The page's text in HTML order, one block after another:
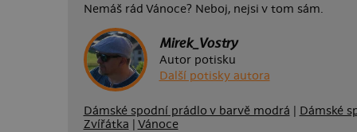
Nemáš rád Vánoce? Neboj, nejsi v tom sám.
Mirek_Vostry
Autor potisku
Další potisky autora
Dámské spodní prádlo v barvě modrá
Dámské
Zvířátka
Vánoce